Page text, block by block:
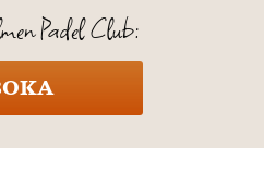
Padel Club: